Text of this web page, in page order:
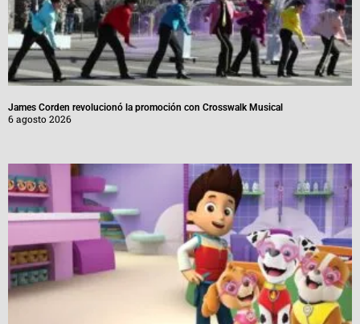
James Corden revolucionó la promoción con Crosswalk Musical
6 agosto 2026